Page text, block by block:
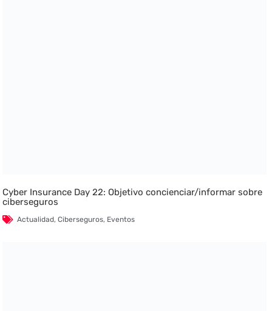
Cyber Insurance Day 22: Objetivo concienciar/informar sobre
ciberseguros
Actualidad,Ciberseguros, Eventos